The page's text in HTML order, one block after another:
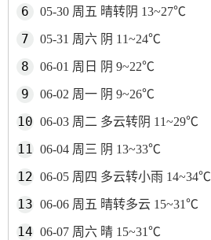
05-30 周五 晴转阴 13~27℃
05-31 周六 阴 11~24℃
06-01 周日 阴 9~22℃
06-02 周一 阴 9~26℃
06-03 周二 多云转阴 11~29℃
06-04 周三 阴 13~33℃
06-05 周四 多云转小雨 14~34℃
06-06 周五 晴转多云 15~31℃
06-07 周六 晴 15~31℃